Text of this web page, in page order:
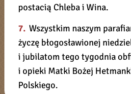
postacią Chleba i Wina.
7. Wszystkim naszym
życzę błogosławionej
i jubilatom tego tygodnia
i opieki Matki Bożej
Polskiego.